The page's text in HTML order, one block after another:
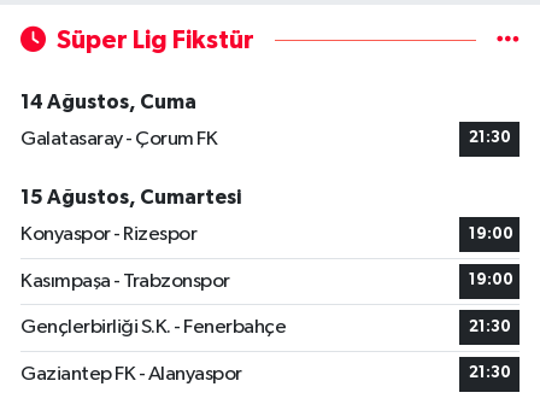
Süper Lig Fikstür
14 Ağustos, Cuma
Galatasaray - Çorum FK
21:30
15 Ağustos, Cumartesi
Konyaspor - Rizespor
19:00
Kasımpaşa - Trabzonspor 19:00
Gençlerbirliği S.K. - Fenerbahçe 21:30
Gaziantep FK - Alanyaspor 21:30